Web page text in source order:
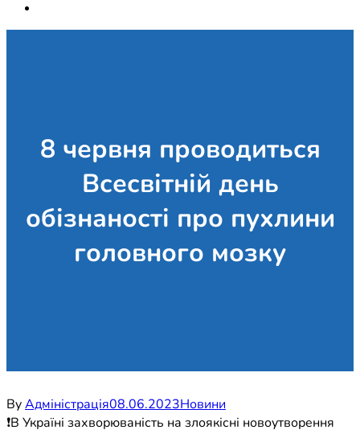
8 червня проводиться
Всесвітній день
обізнаності про пухлини
головного мозку
ByАдміністрація08.06.2023Новини
❗️В Україні захворюваність на злоякісні новоутворення